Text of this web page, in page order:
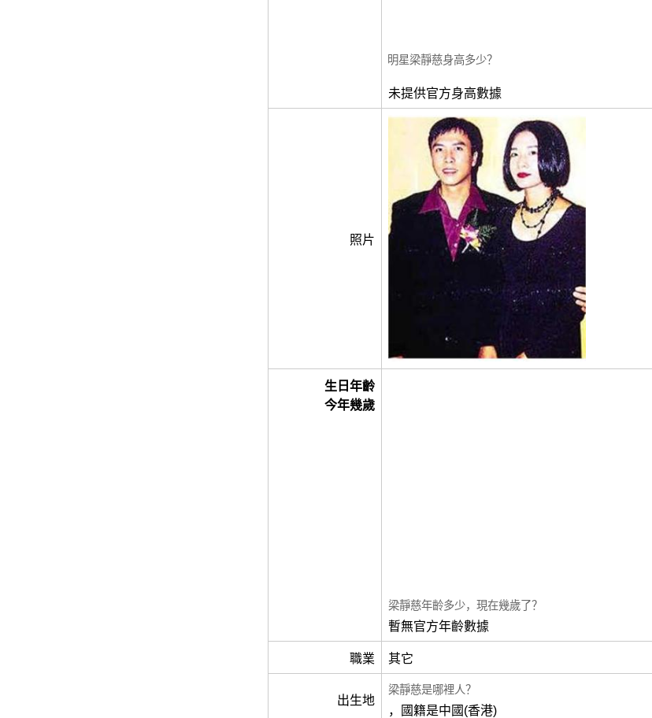
明星梁靜慈身高多少？
未提供官方身高數據
照片
生日年齡
今年幾歲
梁靜慈年齡多少，現在幾歲了？
暫無官方年齡數據
職業 其它
出生地
梁靜慈是哪裡人？
，國籍是中國(香港)